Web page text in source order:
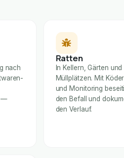
nach
—
Ratten
In Kellern, Gärten und
Müllplätzen. Mit
und Monitoring
den Befall und
den Verlauf.